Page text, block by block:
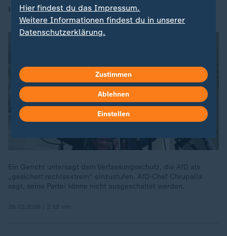
Hauptsacheverfahren abwarten, heißt es.
Ein Gericht untersagt dem Verfassungsschutz, die AfD als
„gesichert rechtsextrem“ einzustufen. AfD-Chef Chrupalla
sagt, seine Partei könne nicht ausgeschaltet werden.
Hier findest du das Impressum.
Weitere Informationen findest du in unserer
Datenschutzerklärung.
Zustimmen
Ablehnen
Einstellen